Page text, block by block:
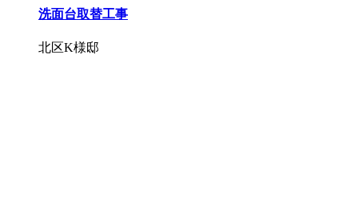
洗面台取替工事
北区K様邸